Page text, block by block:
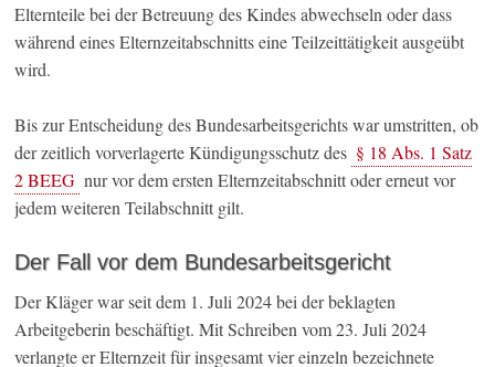
Elternteile bei der Betreuung des Kindes abwechseln oder dass
während eines Elternzeitabschnitts eine Teilzeittätigkeit ausgeübt
wird.
Bis zur Entscheidung des Bundesarbeitsgerichts war umstritten, ob
der zeitlich vorverlagerte Kündigungsschutz des § 18 Abs. 1 Satz
2 BEEG nur vor dem ersten Elternzeitabschnitt oder erneut vor
jedem weiteren Teilabschnitt gilt.
Der Fall vor dem Bundesarbeitsgericht
Der Kläger war seit dem 1. Juli 2024 bei der beklagten
Arbeitgeberin beschäftigt. Mit Schreiben vom 23. Juli 2024
verlangte er Elternzeit für insgesamt vier einzeln bezeichnete